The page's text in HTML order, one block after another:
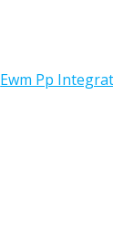
Ewm Pp